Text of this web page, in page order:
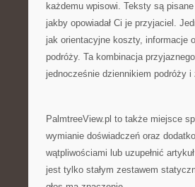
każdemu wpisowi. Teksty są
jakby opowiadał Ci je przyjaciel.
jak orientacyjne koszty, informacje
podróży. Ta kombinacja
jednocześnie dziennikiem podróży
PalmtreeView.pl to także miejsce
wymianie doświadczeń oraz
wątpliwościami lub uzupełnić
jest tylko stałym zestawem